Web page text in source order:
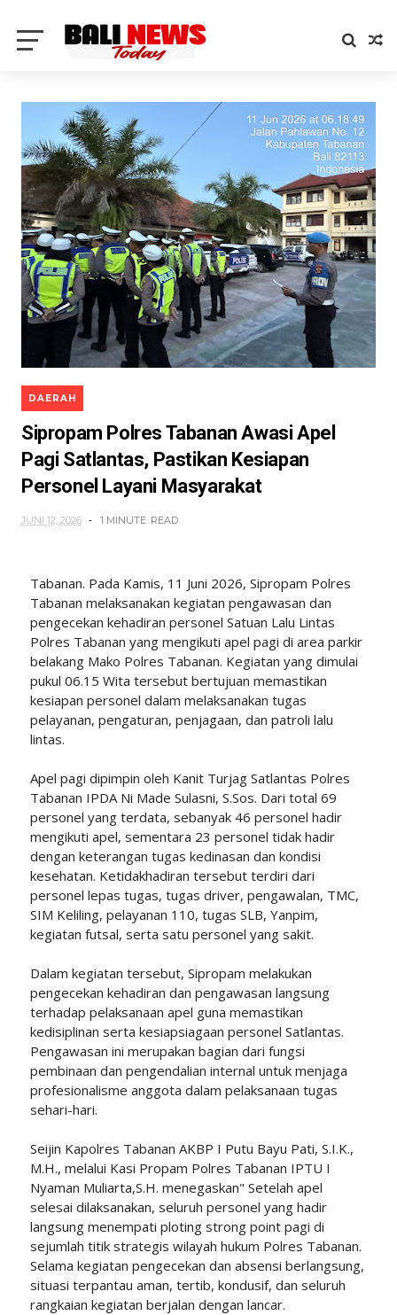
DAERAH
Sipropam Polres Tabanan Awasi Apel
Pagi Satlantas, Pastikan Kesiapan
Personel Layani Masyarakat
JUNI 12, 2026 1 MINUTE READ
Tabanan. Pada Kamis, 11 Juni 2026, Sipropam Polres
Tabanan melaksanakan kegiatan pengawasan dan
pengecekan kehadiran personel Satuan Lalu Lintas
Polres Tabanan yang mengikuti apel pagi di area parkir
belakang Mako Polres Tabanan. Kegiatan yang dimulai
pukul 06.15 Wita tersebut bertujuan memastikan
kesiapan personel dalam melaksanakan tugas
pelayanan, pengaturan, penjagaan, dan patroli lalu
lintas.
Apel pagi dipimpin oleh Kanit Turjag Satlantas Polres
Tabanan IPDA Ni Made Sulasni, S.Sos. Dari total 69
personel yang terdata, sebanyak 46 personel hadir
mengikuti apel, sementara 23 personel tidak hadir
dengan keterangan tugas kedinasan dan kondisi
kesehatan. Ketidakhadiran tersebut terdiri dari
personel lepas tugas, tugas driver, pengawalan, TMC,
SIM Keliling, pelayanan 110, tugas SLB, Yanpim,
kegiatan futsal, serta satu personel yang sakit.
Dalam kegiatan tersebut, Sipropam melakukan
pengecekan kehadiran dan pengawasan langsung
terhadap pelaksanaan apel guna memastikan
kedisiplinan serta kesiapsiagaan personel Satlantas.
Pengawasan ini merupakan bagian dari fungsi
pembinaan dan pengendalian internal untuk menjaga
profesionalisme anggota dalam pelaksanaan tugas
sehari-hari.
Seijin Kapolres Tabanan AKBP I Putu Bayu Pati, S.I.K.,
M.H., melalui Kasi Propam Polres Tabanan IPTU I
Nyaman Muliarta,S.H. menegaskan" Setelah apel
selesai dilaksanakan, seluruh personel yang hadir
langsung menempati ploting strong point pagi di
sejumlah titik strategis wilayah hukum Polres Tabanan.
Selama kegiatan pengecekan dan absensi berlangsung,
situasi terpantau aman, tertib, kondusif, dan seluruh
rangkaian kegiatan berjalan dengan lancar.